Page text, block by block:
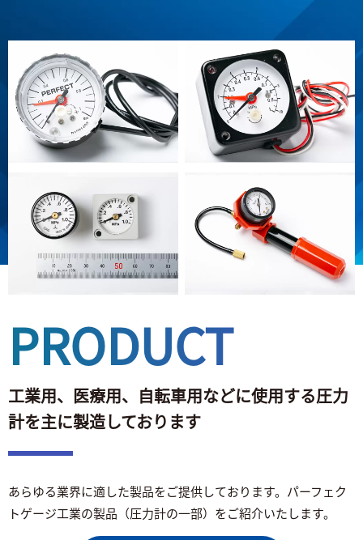
PRODUCT
工業用、医療用、自転車用などに使用する圧力
計を主に製造しております
あらゆる業界に適した製品をご提供しております。 パーフェク
トゲージ工業の製品（圧力計の一部）をご紹介いたします。